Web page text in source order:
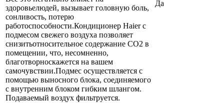
здоровьелюдей, вызывает головную боль,
сонливость, потерю
работоспособности.Кондиционер Haier с
подмесом свежего воздуха позволяет
снизитьотносительное содержание СО2 в
помещении, что, несомненно,
благотворноскажется на вашем
самочувствии.Подмес осуществляется с
помощью выносного блока, соединяемого
с внутренним блоком гибким шлангом.
Подаваемый воздух фильтруется.
Да